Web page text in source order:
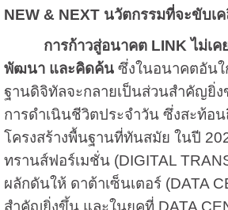
NEW & NEXT นวัตกรรมที่จะขับเ
การก้าวสู่อนาคต LINK ไม่เ
พัฒนา และคิดค้นซึ่งในอนาคตอันใ
ฐานดิจิทัลจะกลายเป็นส่วนสำคัญยิ่ง
การดำเนินชีวิตประจำวัน ซึ่งสะท้อ
โครงสร้างพื้นฐานที่ทันสมัย ในปี
ทรานส์ฟอร์เมชั่น (DIGITAL
ผลักดันให้ ดาต้าเซ็นเตอร์ (DATA
สำคัญยิ่งขึ้น และในยุคที่ DATA